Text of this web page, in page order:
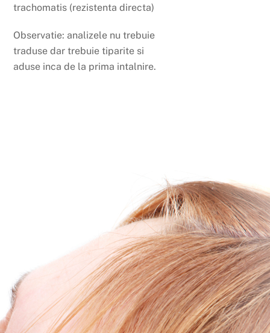
trachomatis (rezistenta directa)
Observatie: analizele nu trebuie
traduse dar trebuie tiparite si
aduse inca de la prima intalnire.